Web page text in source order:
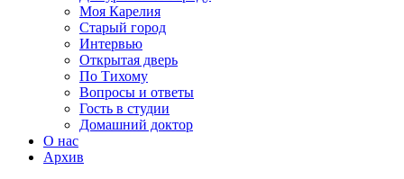
Моя Карелия
Старый город
Интервью
Открытая дверь
По Тихому
Вопросы и ответы
Гость в студии
Домашний доктор
О нас
Архив